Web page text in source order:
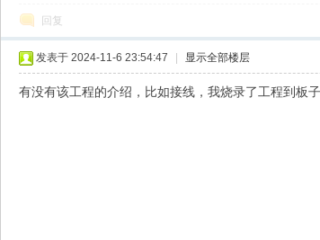
回复
发表于 2024-11-6 23:54:47 显示全部楼层
有没有该工程的介绍，比如接线，我烧录了工程到板